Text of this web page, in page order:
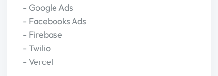
- Google Ads
- Facebooks Ads
- Firebase
- Twilio
- Vercel